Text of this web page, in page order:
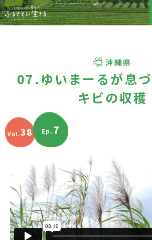
沖縄県
07.ゆいまーるが息
キビの収穫
Vol.38 Ep. 7